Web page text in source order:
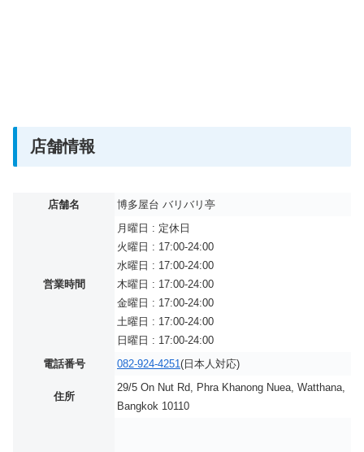
店舗情報
店舗名 博多屋台 バリバリ亭
営業時間
月曜日 : 定休日
火曜日 : 17:00-24:00
水曜日 : 17:00-24:00
木曜日 : 17:00-24:00
金曜日 : 17:00-24:00
土曜日 : 17:00-24:00
日曜日 : 17:00-24:00
電話番号
082-924-4251(日本人対応)
住所
29/5 On Nut Rd, Phra Khanong Nuea, Watthana,
Bangkok 10110